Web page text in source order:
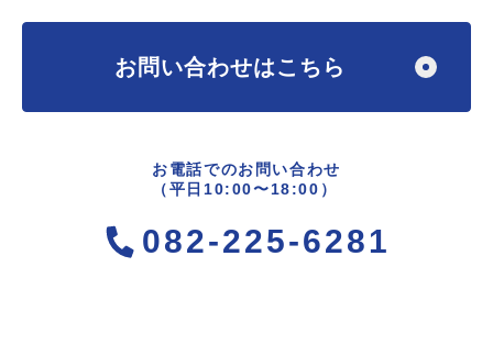
お問い合わせはこちら
お電話でのお問い合わせ
（平日10:00〜18:00）
082-225-6281